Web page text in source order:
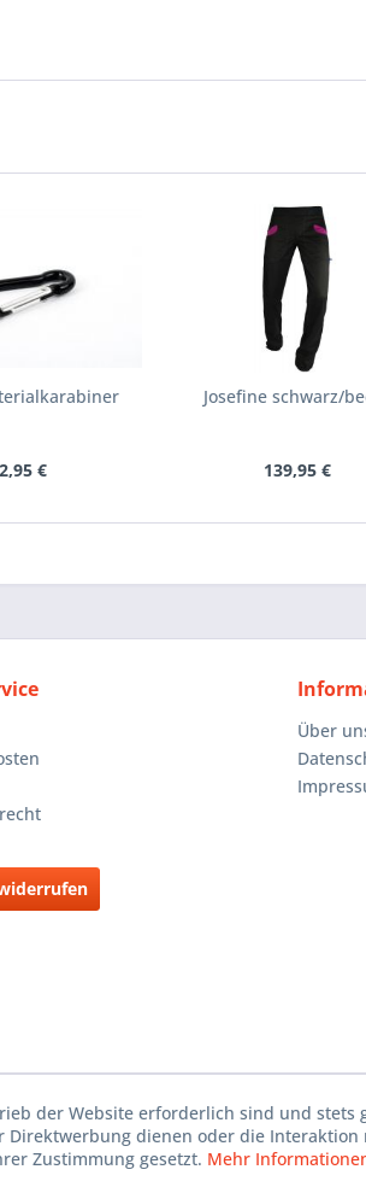
2,95 €
Josefine schwarz/
139,95 €
Über
der Website erforderlich sind und stets
dienen oder die
Zustimmung gesetzt. Mehr